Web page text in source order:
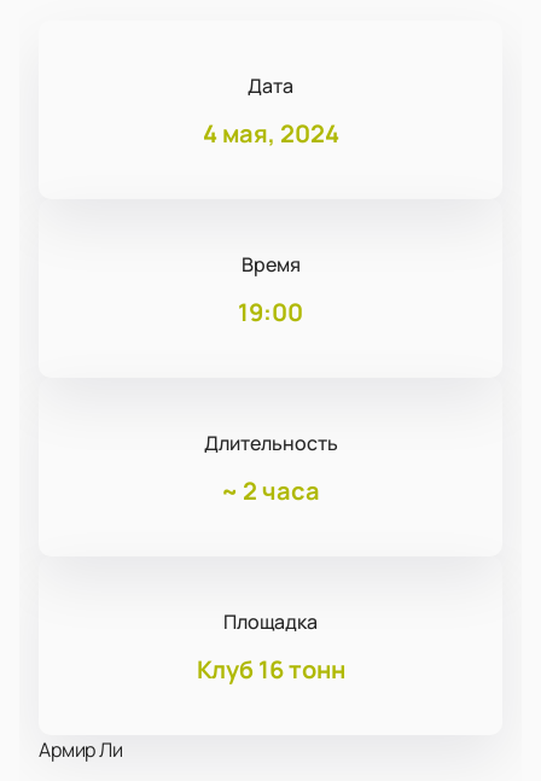
Дата
4 мая, 2024
Время
19:00
Длительность
~ 2 часа
Площадка
Клуб 16 тонн
Армир Ли